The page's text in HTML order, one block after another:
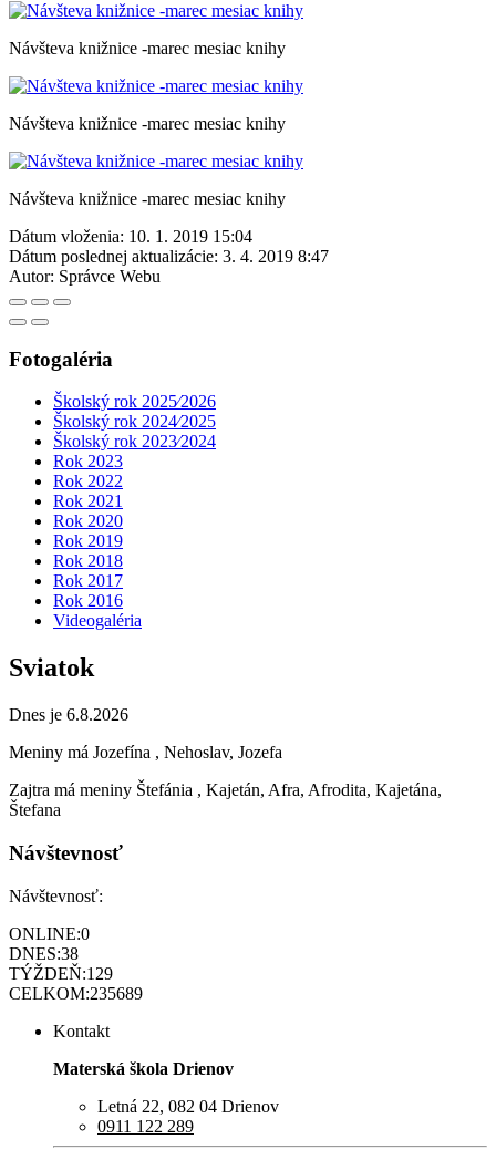
Návšteva knižnice -marec mesiac knihy
Návšteva knižnice -marec mesiac knihy
Návšteva knižnice -marec mesiac knihy
Dátum vloženia: 10. 1. 2019 15:04
Dátum poslednej aktualizácie: 3. 4. 2019 8:47
Autor: Správce Webu
Fotogaléria
Školský rok 2025⁄2026
Školský rok 2024⁄2025
Školský rok 2023⁄2024
Rok 2023
Rok 2022
Rok 2021
Rok 2020
Rok 2019
Rok 2018
Rok 2017
Rok 2016
Videogaléria
Sviatok
Dnes je 6.8.2026
Meniny má Jozefína , Nehoslav, Jozefa
Zajtra má meniny Štefánia , Kajetán, Afra, Afrodita, Kajetána,
Štefana
Návštevnosť
Návštevnosť:
ONLINE:0
DNES:38
TÝŽDEŇ:129
CELKOM:235689
Kontakt
Materská škola Drienov
Letná 22, 082 04 Drienov
0911 122 289